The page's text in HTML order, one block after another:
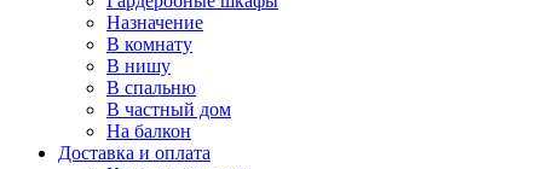
Назначение
В комнату
В нишу
В спальню
В частный дом
На балкон
Доставка и оплата